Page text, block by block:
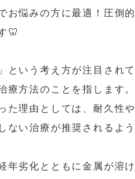
お悩みの方に最適！圧倒
🦷
という考え方が注目され
療方法のことを指します。
た理由としては、耐久性
ない治療が推奨されるよ
年劣化とともに金属が溶